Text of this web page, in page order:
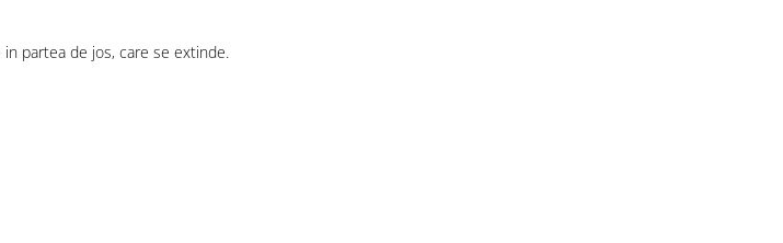
partea de jos, care se extinde.